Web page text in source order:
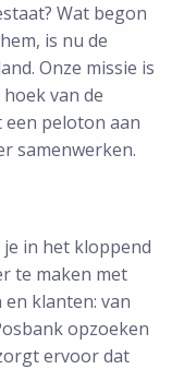
Wat begon
is nu de
Onze missie is
van de
een peloton aan
samenwerken.
in het kloppend
te maken met
klanten: van
opzoeken
ervoor dat